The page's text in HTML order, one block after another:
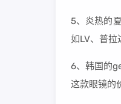
5、炎热的
如LV、普拉
6、韩国的
这款眼镜的